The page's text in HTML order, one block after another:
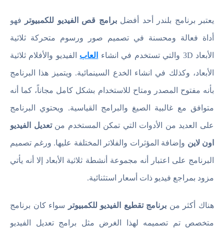
يعتبر برنامج بلندر أحد أفضلبرامج قص الفيديو للكمبيوتر فهو
أداة فعالة ومحسنة في تصميم صور ورسوم متحركة ثلاثية
الأبعاد 3D والتي تستخدم في انشاء العاب الفيديو والأفلام ثلاثية
الأبعاد، وكذلك في انشاء الخدع السينمائية. ويتميز هذا البرنامج
بأنه مفتوح المصدر ومتاح للاستخدام بشكل كامل مجاناً، كما أنه
متوافق مع غالبية الصيغ والبرامج القياسية. ويحتوي البرنامج
على العديد من الأدوات التي تمكن المستخدم منتعديل الفيديو
اون لاين وإضافة المؤثرات والفلاتر المختلفة عليها. ورغم تصميم
البرنامج على اعتبار أنه مجموعة أنشطة ثلاثية الأبعاد إلا أنه يأتي
مزود بمراجع فيديو ذات أسعار استثنائية.
هناك أكثر من برنامج تقطيع الفيديو للكمبيوتر سواء كان برنامج
متخصص تم تصميمه لهذا الغرض مثل برامج تعديل الفيديو